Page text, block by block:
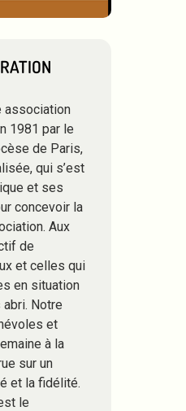
association
1981 par le
de Paris,
qui s’est
et ses
concevoir la
Aux
de
et celles qui
en situation
Notre
et
à la
sur un
et la fidélité.
le